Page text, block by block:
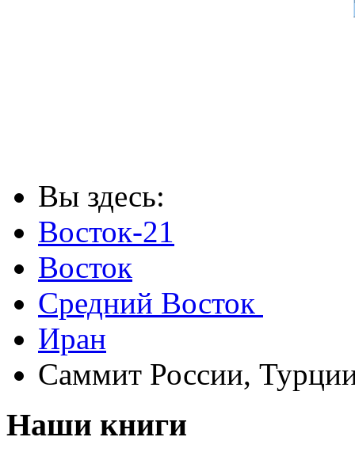
Вы здесь:
Восток-21
Восток
Средний Восток
Иран
Саммит России,
Наши книги